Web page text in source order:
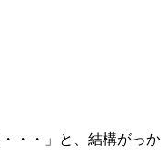
・・」と、結構がっか